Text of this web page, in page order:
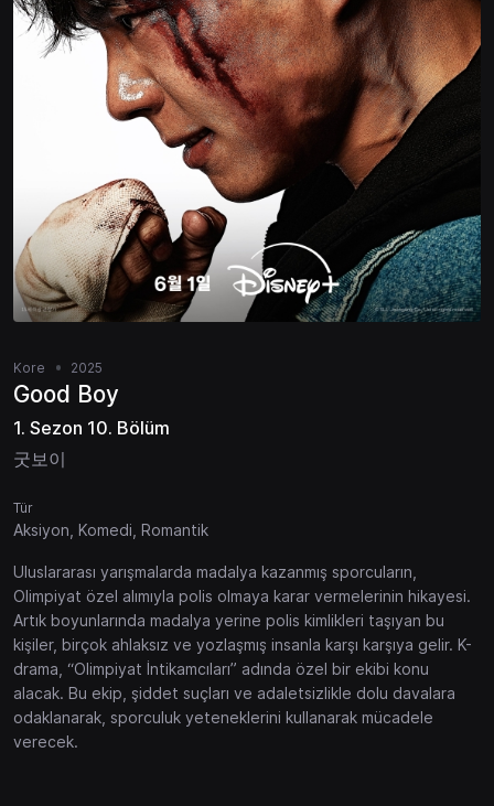
Kore 2025
Good Boy
1. Sezon 10. Bölüm
굿보이
Tür
Aksiyon, Komedi, Romantik
Uluslararası yarışmalarda madalya kazanmış sporcuların,
Olimpiyat özel alımıyla polis olmaya karar vermelerinin hikayesi.
Artık boyunlarında madalya yerine polis kimlikleri taşıyan bu
kişiler, birçok ahlaksız ve yozlaşmış insanla karşı karşıya gelir. K-
drama, “Olimpiyat İntikamcıları” adında özel bir ekibi konu
alacak. Bu ekip, şiddet suçları ve adaletsizlikle dolu davalara
odaklanarak, sporculuk yeteneklerini kullanarak mücadele
verecek.